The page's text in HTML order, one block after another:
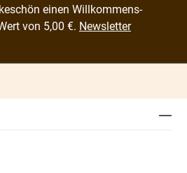
einen Willkommens-
von 5,00 €. Newsletter